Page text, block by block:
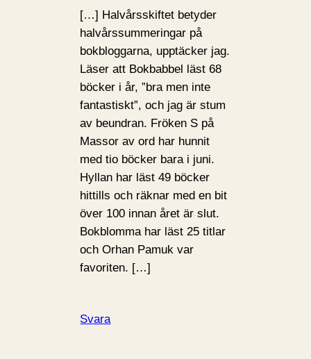
[…] Halvårsskiftet betyder
halvårssummeringar på
bokbloggarna, upptäcker jag.
Läser att Bokbabbel läst 68
böcker i år, ”bra men inte
fantastiskt”, och jag är stum
av beundran. Fröken S på
Massor av ord har hunnit
med tio böcker bara i juni.
Hyllan har läst 49 böcker
hittills och räknar med en bit
över 100 innan året är slut.
Bokblomma har läst 25 titlar
och Orhan Pamuk var
favoriten. […]
Svara